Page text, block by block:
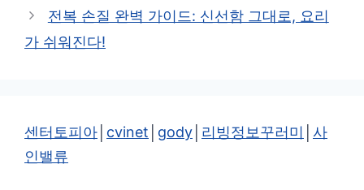
리
전복 손질 완벽 가이드: 신선함 그대로, 요리
가 쉬워진다!
센터토피아 cvinet gody 리빙정보꾸러미
사
인밸류